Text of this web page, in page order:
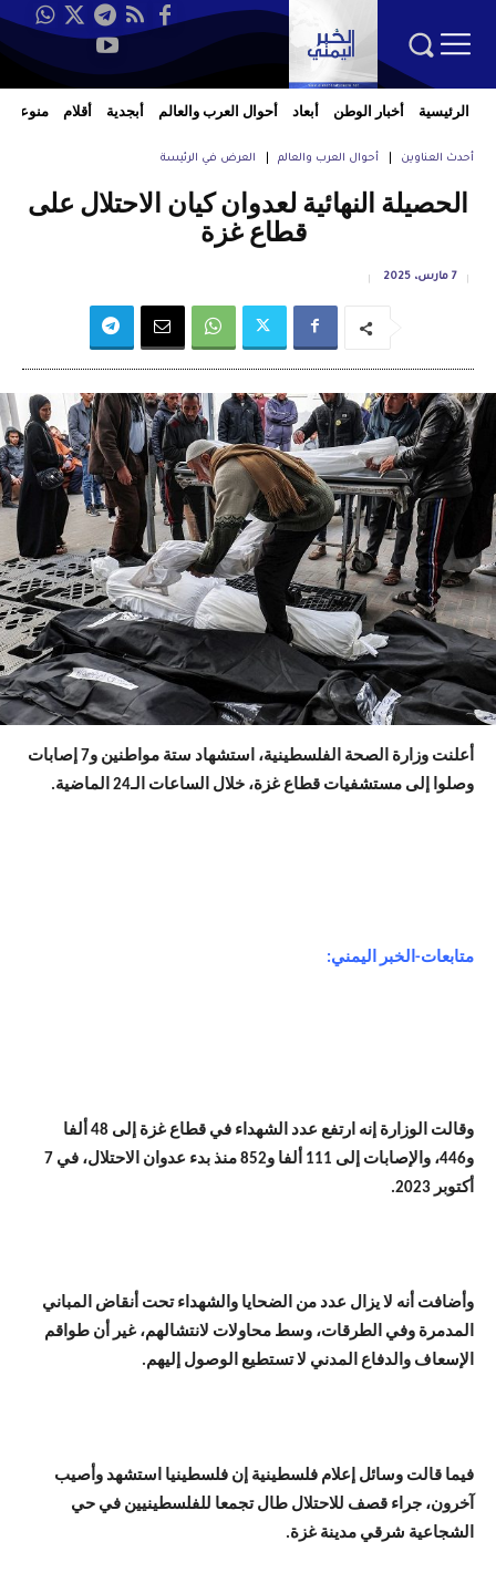
الرئيسية أخبار الوطن أبعاد أحوال العرب والعالم أبجدية أقلام منوعات
أحدث العناوين أحوال العرب والعالم العرض في الرئيسة
الحصيلة النهائية لعدوان كيان الاحتلال على
قطاع غزة
7 مارس، 2025
أعلنت وزارة الصحة الفلسطينية، استشهاد ستة مواطنين و7 إصابات
وصلوا إلى مستشفيات قطاع غزة، خلال الساعات الـ24 الماضية.
متابعات-الخبر اليمني:
وقالت الوزارة إنه ارتفع عدد الشهداء في قطاع غزة إلى 48 ألفا
و446، والإصابات إلى 111 ألفا و852 منذ بدء عدوان الاحتلال، في 7
أكتوبر 2023.
وأضافت أنه لا يزال عدد من الضحايا والشهداء تحت أنقاض المباني
المدمرة وفي الطرقات، وسط محاولات لانتشالهم، غير أن طواقم
الإسعاف والدفاع المدني لا تستطيع الوصول إليهم.
فيما قالت وسائل إعلام فلسطينية إن فلسطينيا استشهد وأصيب
آخرون، جراء قصف للاحتلال طال تجمعا للفلسطينيين في حي
الشجاعية شرقي مدينة غزة.